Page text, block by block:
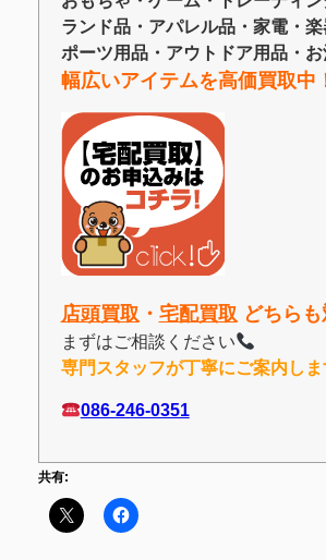
ランド品・アパレル品・家電・
ポーツ用品・アウトドア用品・お
幅広いアイテムを高価買取中
店頭買取 ・ 宅配買取 どちら
まずはご相談ください
専門スタッフが丁寧にご案内しま
086-246-0351
共有: